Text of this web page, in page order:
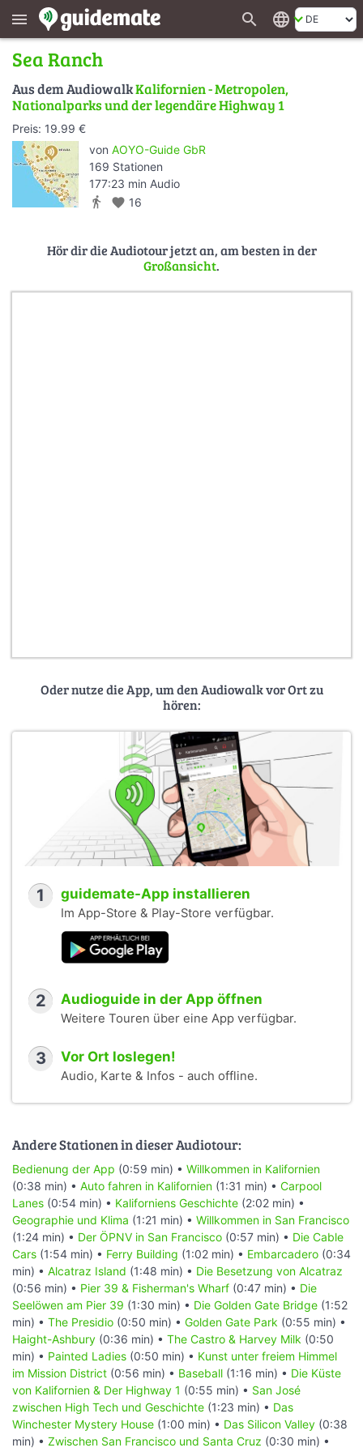
menu search language
Sea Ranch
Aus dem AudiowalkKalifornien - Metropolen,
Nationalparks und der legendäre Highway 1
Preis: 19.99 €
von AOYO-Guide GbR
169 Stationen
177:23 min Audio
directions_walk favorite 16
Hör dir die Audiotour jetzt an, am besten in der
Großansicht.
Oder nutze die App, um den Audiowalk vor Ort zu
hören:
1 guidemate-App installieren
Im App-Store & Play-Store verfügbar.
2 Audioguide in der App öffnen
Weitere Touren über eine App verfügbar.
3 Vor Ort loslegen!
Audio, Karte & Infos - auch offline.
Andere Stationen in dieser Audiotour:
Bedienung der App (0:59 min) • Willkommen in Kalifornien
(0:38 min) • Auto fahren in Kalifornien (1:31 min) • Carpool
Lanes (0:54 min) • Kaliforniens Geschichte (2:02 min) •
Geographie und Klima (1:21 min) • Willkommen in San Francisco
(1:24 min) • Der ÖPNV in San Francisco (0:57 min) • Die Cable
Cars (1:54 min) • Ferry Building (1:02 min) • Embarcadero (0:34
min) • Alcatraz Island (1:48 min) • Die Besetzung von Alcatraz
(0:56 min) • Pier 39 & Fisherman's Wharf (0:47 min) • Die
Seelöwen am Pier 39 (1:30 min) • Die Golden Gate Bridge (1:52
min) • The Presidio (0:50 min) • Golden Gate Park (0:55 min) •
Haight-Ashbury (0:36 min) • The Castro & Harvey Milk (0:50
min) • Painted Ladies (0:50 min) • Kunst unter freiem Himmel
im Mission District (0:56 min) • Baseball (1:16 min) • Die Küste
von Kalifornien & Der Highway 1 (0:55 min) • San José
zwischen High Tech und Geschichte (1:23 min) • Das
Winchester Mystery House (1:00 min) • Das Silicon Valley (0:38
min) • Zwischen San Francisco und Santa Cruz (0:30 min) •